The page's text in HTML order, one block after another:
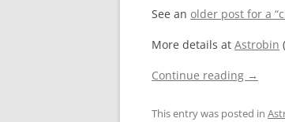
See an older post for a
More details at Astrobin
Continue reading →
This entry was posted in